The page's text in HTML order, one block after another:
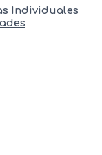
Individuales